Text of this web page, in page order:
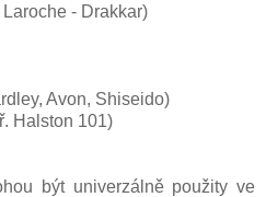
- Drakkar)
Avon, Shiseido)
Halston 101)
být univerzálně použity ve